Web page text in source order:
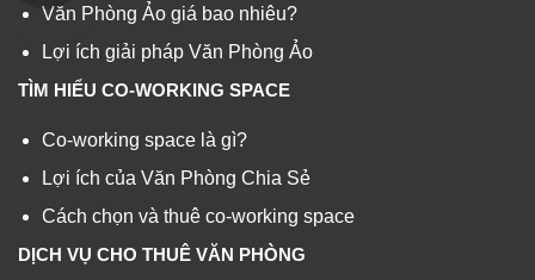
Văn Phòng Ảo giá bao nhiêu?
Lợi ích giải pháp Văn Phòng Ảo
TÌM HIỂU CO-WORKING SPACE
Co-working space là gì?
Lợi ích của Văn Phòng Chia Sẻ
Cách chọn và thuê co-working space
DỊCH VỤ CHO THUÊ VĂN PHÒNG